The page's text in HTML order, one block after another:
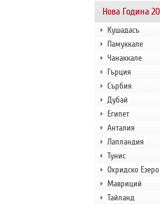
Нова Година
Кушадасъ
Памуккале
Чанаккале
Гърция
Сърбия
Дубай
Египет
Анталия
Лапландия
Тунис
Охридско Езеро
Мавриций
Тайланд